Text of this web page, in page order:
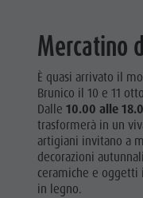
Mercatino
È quasi arrivato il
Brunico il 10 e 11
Dalle10.00 alle
trasformerà in un
artigiani invitano a
decorazioni
ceramiche e oggetti
in legno.